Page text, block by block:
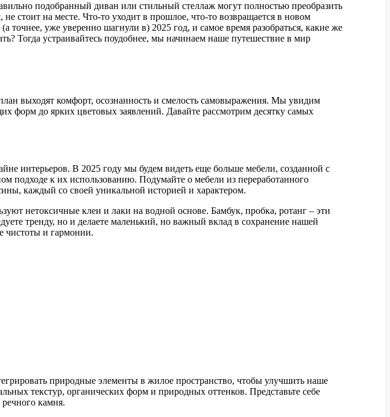
подобранный диван или стильный стеллаж могут полностью преобразить
стоит на месте. Что-то уходит в прошлое, что-то возвращается в новом
уже уверенно шагнули в) 2025 год, и самое время разобраться, какие же
Тогда устраивайтесь поудобнее, мы начинаем наше путешествие в мир
выходят комфорт, осознанность и смелость самовыражения. Мы увидим
форм до ярких цветовых заявлений. Давайте рассмотрим десятку самых
интерьеров. В 2025 году мы будем видеть еще больше мебели, созданной с
подходе к их использованию. Подумайте о мебели из переработанного
каждый со своей уникальной историей и характером.
нетоксичные клеи и лаки на водной основе. Бамбук, пробка, ротанг – эти
тренду, но и делаете маленький, но важный вклад в сохранение нашей
чистоты и гармонии.
природные элементы в жилое пространство, чтобы улучшить наше
текстур, органических форм и природных оттенков. Представьте себе
камня.